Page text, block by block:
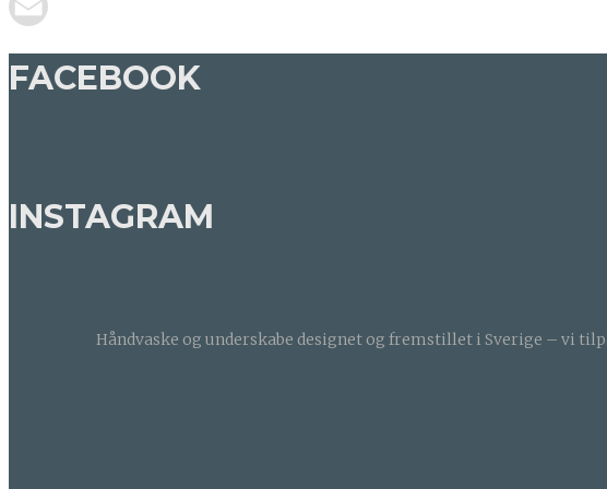
FACEBOOK
INSTAGRAM
Håndvaske og underskabe designet og fremstillet i Sverige – vi